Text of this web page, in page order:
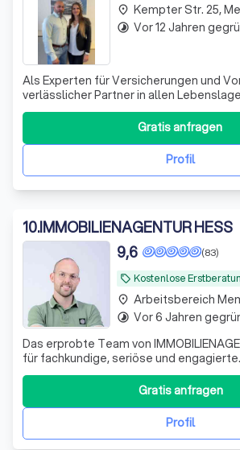
Als Experten für Versicherungen und
verlässlicher Partner in allen
dass Geld, Gesundheit und Zukunft
die Sie beschäftigen. Deshalb bieten wir
maßgeschneiderte Lösungen, die auf
Bedürfnisse zugeschnitten sin
Profil
Gratis anfragen
place Kempter Str. 25,
timelapse Vor 12 Jahren
10.IMMOBILIENAGENTUR HESS
local_offer Kostenlose
(83)
9,6
Das erprobte Team von
für fachkundige, seriöse und engagierte
Vermittlungsarbeit. Wir führen
Vermieter und Mieter zusammen - zum
Beteiligten. Hinter dem Gründer, Stanley Hess, steht ein
Team aus erfahrenen und qualifizierten
Profil
Gratis anfragen
place Arbeitsbereich
timelapse Vor 6 Jahren